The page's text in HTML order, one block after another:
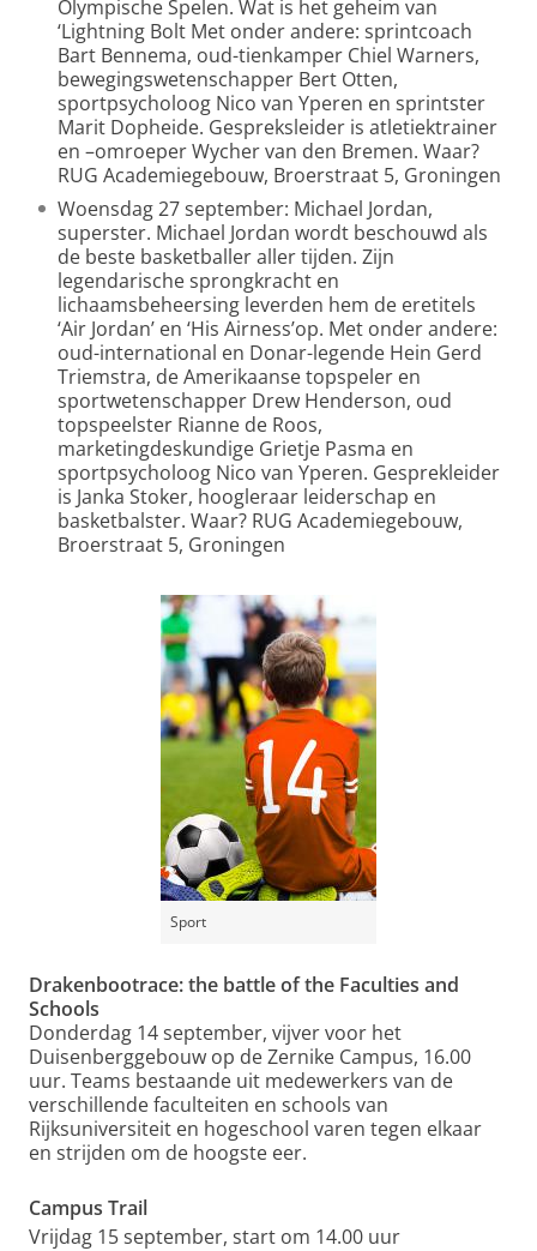
Olympische Spelen. Wat is het geheim van
‘Lightning Bolt Met onder andere: sprintcoach
Bart Bennema, oud-tienkamper Chiel Warners,
bewegingswetenschapper Bert Otten,
sportpsycholoog Nico van Yperen en sprintster
Marit Dopheide. Gespreksleider is atletiektrainer
en –omroeper Wycher van den Bremen. Waar?
RUG Academiegebouw, Broerstraat 5, Groningen
Woensdag 27 september: Michael Jordan,
superster. Michael Jordan wordt beschouwd als
de beste basketballer aller tijden. Zijn
legendarische sprongkracht en
lichaamsbeheersing leverden hem de eretitels
‘Air Jordan’ en ‘His Airness’op. Met onder andere:
oud-international en Donar-legende Hein Gerd
Triemstra, de Amerikaanse topspeler en
sportwetenschapper Drew Henderson, oud
topspeelster Rianne de Roos,
marketingdeskundige Grietje Pasma en
sportpsycholoog Nico van Yperen. Gesprekleider
is Janka Stoker, hoogleraar leiderschap en
basketbalster. Waar? RUG Academiegebouw,
Broerstraat 5, Groningen
Sport
Drakenbootrace: the battle of the Faculties and
Schools
Donderdag 14 september, vijver voor het
Duisenberggebouw op de Zernike Campus, 16.00
uur. Teams bestaande uit medewerkers van de
verschillende faculteiten en schools van
Rijksuniversiteit en hogeschool varen tegen elkaar
en strijden om de hoogste eer.
Campus Trail
Vrijdag 15 september, start om 14.00 uur